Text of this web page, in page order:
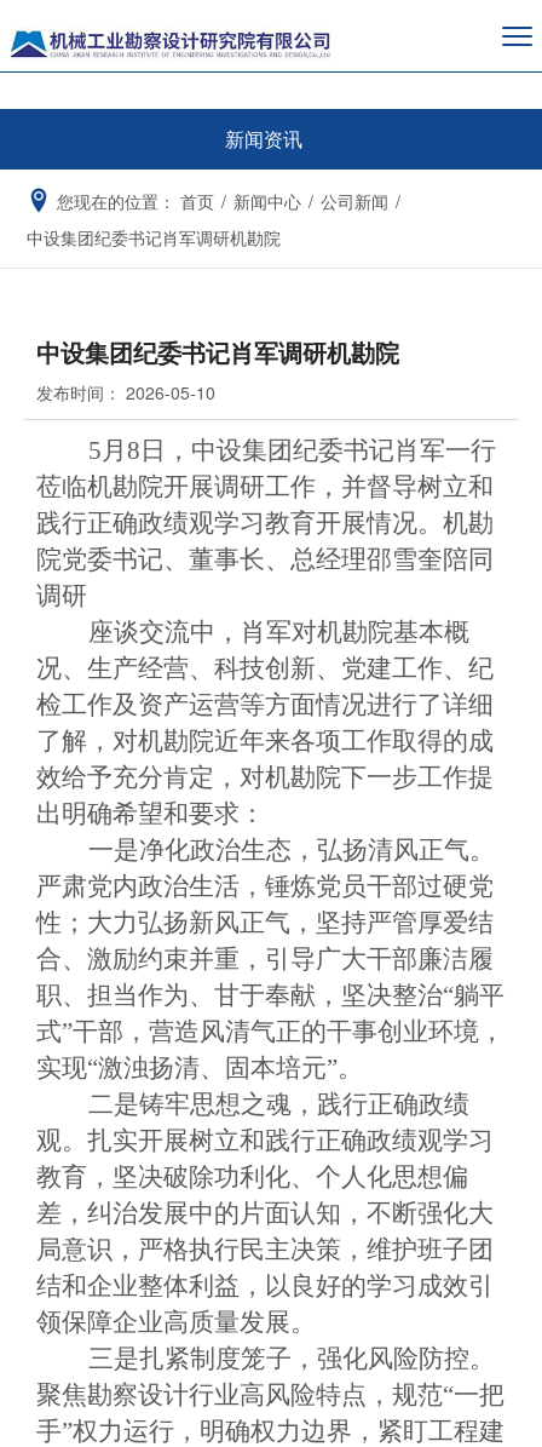
新闻资讯
您现在的位置： 首页 / 新闻中心 / 公司新闻 /
中设集团纪委书记肖军调研机勘院
中设集团纪委书记肖军调研机勘院
发布时间： 2026-05-10
5月8日，中设集团纪委书记肖军一行
莅临机勘院开展调研工作，并督导树立和
践行正确政绩观学习教育开展情况。机勘
院党委书记、董事长、总经理邵雪奎陪同
调研
座谈交流中，肖军对机勘院基本概
况、生产经营、科技创新、党建工作、纪
检工作及资产运营等方面情况进行了详细
了解，对机勘院近年来各项工作取得的成
效给予充分肯定，对机勘院下一步工作提
出明确希望和要求：
一是净化政治生态，弘扬清风正气。
严肃党内政治生活，锤炼党员干部过硬党
性；大力弘扬新风正气，坚持严管厚爱结
合、激励约束并重，引导广大干部廉洁履
职、担当作为、甘于奉献，坚决整治“躺平
式”干部，营造风清气正的干事创业环境，
实现“激浊扬清、固本培元”。
二是铸牢思想之魂，践行正确政绩
观。扎实开展树立和践行正确政绩观学习
教育，坚决破除功利化、个人化思想偏
差，纠治发展中的片面认知，不断强化大
局意识，严格执行民主决策，维护班子团
结和企业整体利益，以良好的学习成效引
领保障企业高质量发展。
三是扎紧制度笼子，强化风险防控。
聚焦勘察设计行业高风险特点，规范“一把
手”权力运行，明确权力边界，紧盯工程建